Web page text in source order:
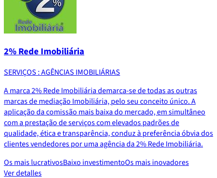
2% Rede Imobiliária
SERVIÇOS : AGÊNCIAS IMOBILIÁRIAS
A marca 2% Rede Imobiliária demarca-se de todas as outras
marcas de mediação Imobiliária, pelo seu conceito único. A
aplicação da comissão mais baixa do mercado, em simultâneo
com a prestação de serviços com elevados padrões de
qualidade, ética e transparência, conduz à preferência óbvia dos
clientes vendedores por uma agência da 2% Rede Imobiliária.
Os mais lucrativosBaixo investimentoOs mais inovadores
Ver detalles